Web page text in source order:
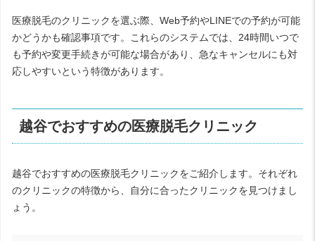
医療脱毛のクリニックを選ぶ際、Web予約やLINEでの予約が可能
かどうかも確認事項です。これらのシステムでは、24時間いつで
も予約や変更手続きが可能な場合があり、急なキャンセルにも対
応しやすいという特徴があります。
越谷でおすすめの医療脱毛クリニック
越谷でおすすめの医療脱毛クリニックをご紹介します。それぞれ
のクリニックの特徴から、自分に合ったクリニックを見つけまし
ょう。